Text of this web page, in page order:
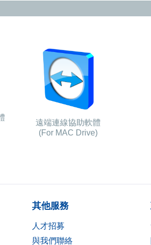
遠端連線協助軟體
(For MAC Drive)
其他服務
人才招募
與我們聯絡